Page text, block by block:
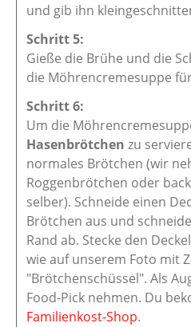
und gib ihn
Gieße die Brühe und die
die Möhrencremesuppe
Um die
Hasenbrötchen zu
normales Brötchen (wir
Roggenbrötchen oder
selber). Schneide einen
Brötchen aus und
Rand ab. Stecke den
wie auf unserem Foto mit
"Brötchenschüssel". Als
Food-Pick nehmen. Du
Familienkost-Shop.